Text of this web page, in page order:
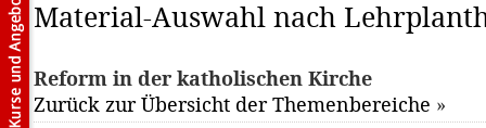
Material-Auswahl nach
Reform in der katholischen Kirche
Zurück zur Übersicht der Themenbereiche »